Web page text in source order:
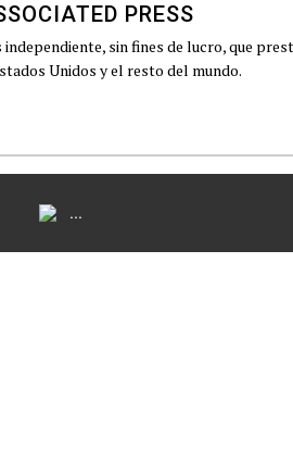
PRESS
sin fines de lucro, que
Unidos y el resto del mundo.
...